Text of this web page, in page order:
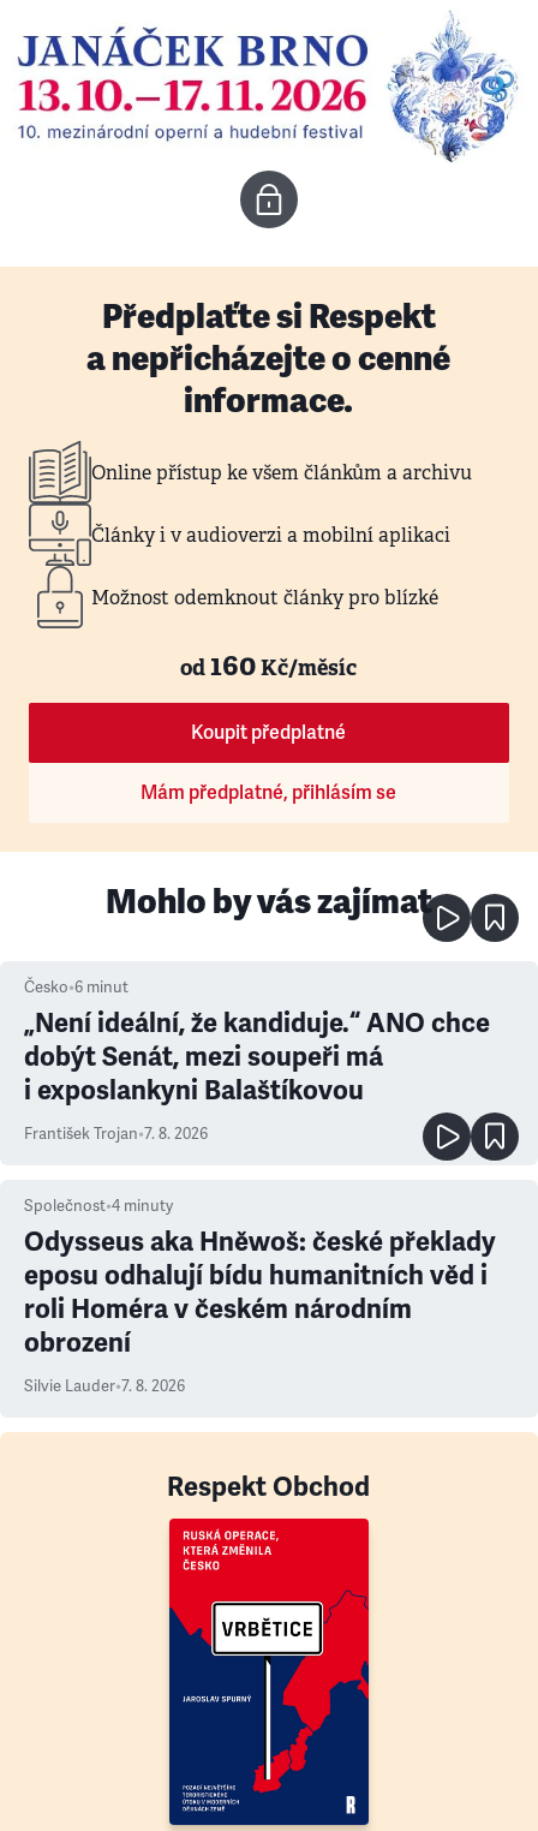
Předplaťte si Respekt
a nepřicházejte o cenné
informace.
Online přístup ke všem článkům a archivu
Články i v audioverzi a mobilní aplikaci
Možnost odemknout články pro blízké
od160Kč/měsíc
Koupit předplatné
Mám předplatné, přihlásím se
Mohlo by vás zajímat
Česko•6 minut
„Není ideální, že kandiduje.“ ANO chce
dobýt Senát, mezi soupeři má
i exposlankyni Balaštíkovou
František Trojan•7. 8. 2026
Společnost•4 minuty
Odysseus aka Hněwoš: české překlady
eposu odhalují bídu humanitních věd i
roli Homéra v českém národním
obrození
Silvie Lauder•7. 8. 2026
Respekt Obchod